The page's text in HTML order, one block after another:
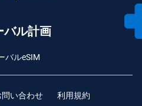
バル計画
バルeSIM
問い合わせ 利用規約